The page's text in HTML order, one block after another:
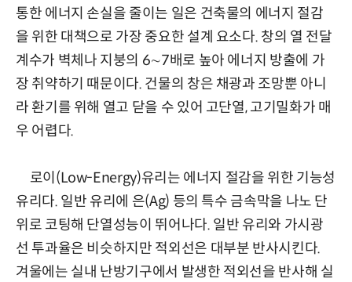
통한 에너지 손실을 줄이는 일은 건축물의 에너지 절감
을 위한 대책으로 가장 중요한 설계 요소다. 창의 열 전달
계수가 벽체나 지붕의 6∼7배로 높아 에너지 방출에 가
장 취약하기 때문이다. 건물의 창은 채광과 조망뿐 아니
라 환기를 위해 열고 닫을 수 있어 고단열, 고기밀화가 매
우 어렵다.
로이(Low-Energy)유리는 에너지 절감을 위한 기능성
유리다. 일반 유리에 은(Ag) 등의 특수 금속막을 나노 단
위로 코팅해 단열성능이 뛰어나다. 일반 유리와 가시광
선 투과율은 비슷하지만 적외선은 대부분 반사시킨다.
겨울에는 실내 난방기구에서 발생한 적외선을 반사해 실